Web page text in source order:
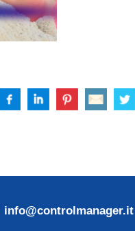
info@controlmanager.it